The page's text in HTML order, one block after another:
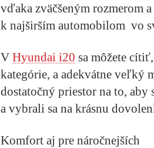
vďaka zväčšeným rozmerom
k najširším automobilom vo
V Hyundai i20 sa môžete
kategórie, a adekvátne veľký
dostatočný priestor na to,
a vybrali sa na krásnu
Komfort aj pre náročnejších